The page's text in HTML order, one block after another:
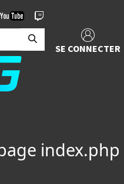
SE CONNECTER
index.php